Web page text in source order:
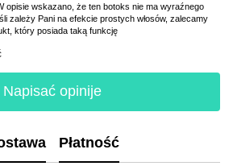
opisie wskazano, że ten botoks nie ma wyraźnego
zależy Pani na efekcie prostych włosów, zalecamy
który posiada taką funkcję
Napisać opinije
Płatność